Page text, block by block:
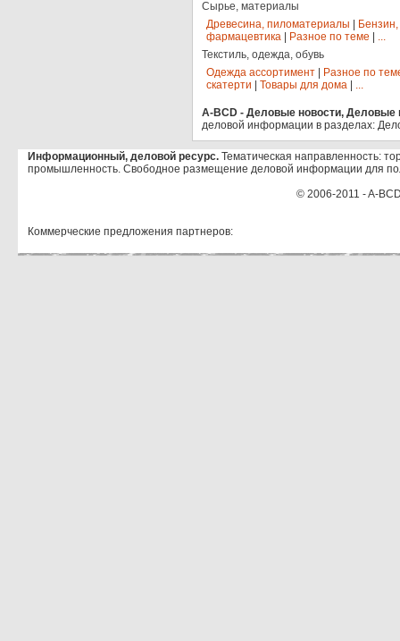
Сырье, материалы
Древесина, пиломатериалы
фармацевтика
Разное по теме
...
Текстиль, одежда, обувь
Одежда ассортимент
Разное по
скатерти
Товары для дома ...
A-BCD - Деловые новости, Деловые
деловой информации в разделах:
Информационный, деловой ресурс. Тематическая направленность:
промышленность. Свободное размещение деловой информации для
© 2006-2011 - A-
Коммерческие предложения партнеров: